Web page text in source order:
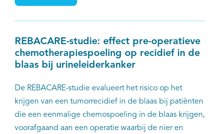
van (toekomstige) patiënten te verbeteren. Het project
REBACARE-studie: effect pre-operatieve
chemotherapiespoeling op recidief in de
blaas bij urineleiderkanker
De REBACARE-studie evalueert het risico op het
krijgen van een tumorrecidief in de blaas bij patiënten
die een eenmalige chemospoeling in de blaas krijgen,
voorafgaand aan een operatie waarbij de nier en